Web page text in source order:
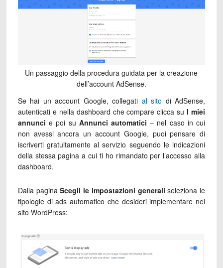
Un passaggio della procedura guidata per la creazione
dell’account AdSense.
Se hai un account Google, collegati al sito di AdSense,
autenticati e nella dashboard che compare clicca suI miei
annunci e poi su Annunci automatici– nel caso in cui
non avessi ancora un account Google, puoi pensare di
iscriverti gratuitamente al servizio seguendo le indicazioni
della stessa pagina a cui ti ho rimandato per l’accesso alla
dashboard.
Dalla pagina Scegli le impostazioni generali seleziona le
tipologie di ads automatico che desideri implementare nel
sito WordPress: